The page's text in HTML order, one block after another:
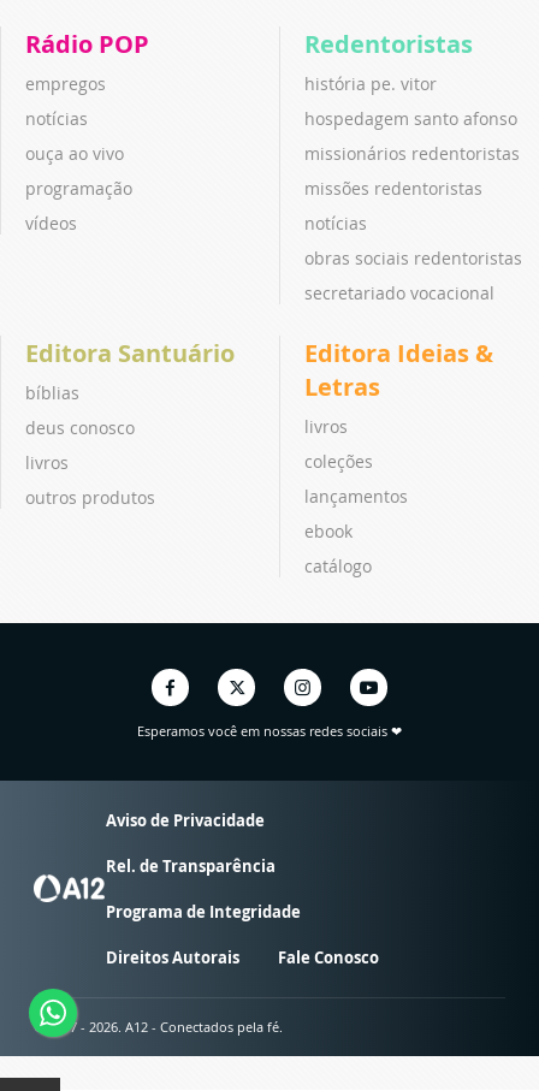
Rádio POP
empregos
notícias
ouça ao vivo
programação
vídeos
Redentoristas
história pe. vitor
hospedagem santo afonso
missionários redentoristas
missões redentoristas
notícias
obras sociais redentoristas
secretariado vocacional
Editora Santuário
bíblias
deus conosco
livros
outros produtos
Editora Ideias &
Letras
livros
coleções
lançamentos
ebook
catálogo
Esperamos você em nossas redes sociais ❤
Aviso de Privacidade
Rel. de Transparência
Programa de Integridade
Direitos Autorais Fale Conosco
© 2007 - 2026. A12 - Conectados pela fé.